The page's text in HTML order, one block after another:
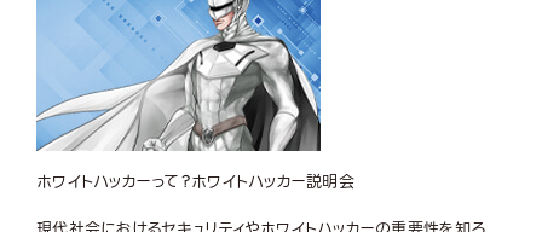
ホワイトハッカーって？ホワイトハッカー説明会